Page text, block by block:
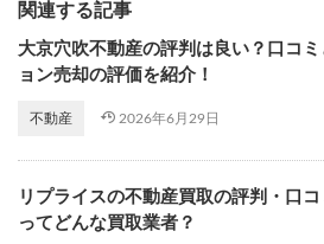
関連する記事
大京穴吹不動産の評判は良い？口コ
ョン売却の評価を紹介！
不動産 2026年6月29日
リプライスの不動産買取の評判・口
ってどんな買取業者？